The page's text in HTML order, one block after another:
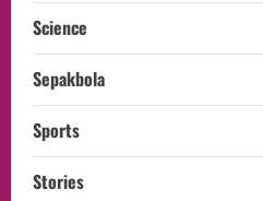
Science
Sepakbola
Sports
Stories